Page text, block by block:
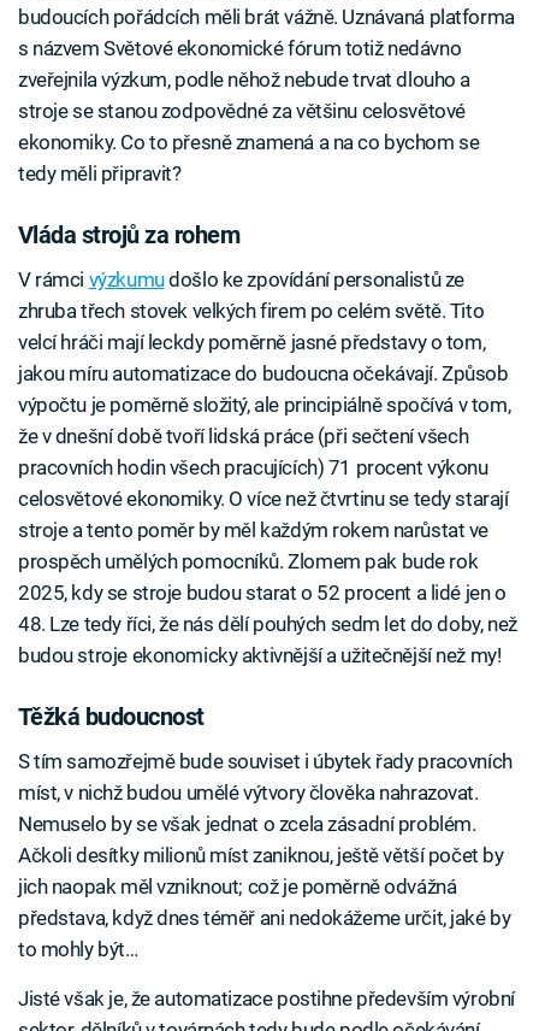
budoucích pořádcích měli brát vážně. Uznávaná platforma
s názvem Světové ekonomické fórum totiž nedávno
zveřejnila výzkum, podle něhož nebude trvat dlouho a
stroje se stanou zodpovědné za většinu celosvětové
ekonomiky. Co to přesně znamená a na co bychom se
tedy měli připravit?
Vláda strojů za rohem
V rámci výzkumudošlo ke zpovídání personalistů ze
zhruba třech stovek velkých firem po celém světě. Tito
velcí hráči mají leckdy poměrně jasné představy o tom,
jakou míru automatizace do budoucna očekávají. Způsob
výpočtu je poměrně složitý, ale principiálně spočívá v tom,
že v dnešní době tvoří lidská práce (při sečtení všech
pracovních hodin všech pracujících) 71 procent výkonu
celosvětové ekonomiky. O více než čtvrtinu se tedy starají
stroje a tento poměr by měl každým rokem narůstat ve
prospěch umělých pomocníků. Zlomem pak bude rok
2025, kdy se stroje budou starat o 52 procent a lidé jen o
48. Lze tedy říci, že nás dělí pouhých sedm let do doby, než
budou stroje ekonomicky aktivnější a užitečnější než my!
Těžká budoucnost
S tím samozřejmě bude souviset i úbytek řady pracovních
míst, v nichž budou umělé výtvory člověka nahrazovat.
Nemuselo by se však jednat o zcela zásadní problém.
Ačkoli desítky milionů míst zaniknou, ještě větší počet by
jich naopak měl vzniknout; což je poměrně odvážná
představa, když dnes téměř ani nedokážeme určit, jaké by
to mohly být…
Jisté však je, že automatizace postihne především výrobní